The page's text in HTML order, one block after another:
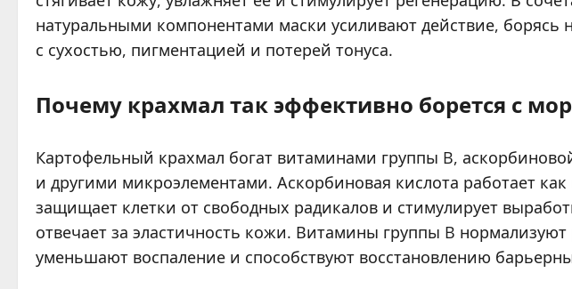
натуральными компонентами маски усиливают действие,
с сухостью, пигментацией и потерей тонуса.
Почему крахмал так эффективно борется с
Картофельный крахмал богат витаминами группы B,
и другими микроэлементами. Аскорбиновая кислота работает
защищает клетки от свободных радикалов и стимулирует
отвечает за эластичность кожи. Витамины группы B
уменьшают воспаление и способствуют восстановлению